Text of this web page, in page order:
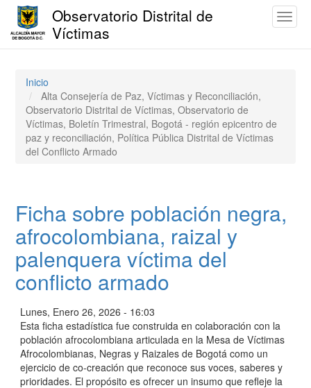
Pasar
contenido
principal
Observatorio Distrital de
Víctimas
Inicio
Alta Consejería de Paz, Víctimas y Reconciliación,
Observatorio Distrital de Víctimas, Observatorio de
Víctimas, Boletín Trimestral, Bogotá - región epicentro de
paz y reconciliación, Política Pública Distrital de Víctimas
del Conflicto Armado
Ficha sobre población negra,
afrocolombiana, raizal y
palenquera víctima del
conflicto armado
Lunes, Enero 26, 2026 - 16:03
Esta ficha estadística fue construida en colaboración con la
población afrocolombiana articulada en la Mesa de Víctimas
Afrocolombianas, Negras y Raizales de Bogotá como un
ejercicio de co-creación que reconoce sus voces, saberes y
prioridades. El propósito es ofrecer un insumo que refleje la